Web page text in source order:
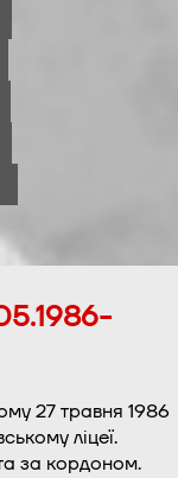
27 травня 1986
ліцеї.
за кордоном.